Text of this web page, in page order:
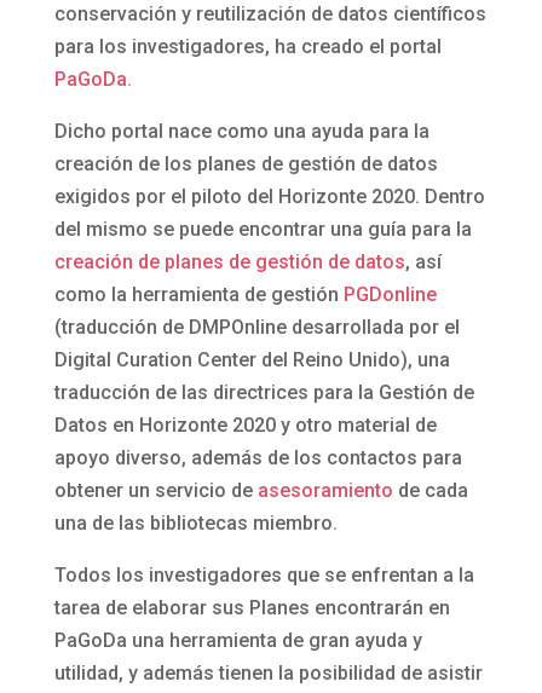
conservación y reutilización de datos científicos
para los investigadores, ha creado el portal
PaGoDa.
Dicho portal nace como una ayuda para la
creación de los planes de gestión de datos
exigidos por el piloto del Horizonte 2020. Dentro
del mismo se puede encontrar una guía para la
creación de planes de gestión de datos, así
como la herramienta de gestión PGDonline
(traducción de DMPOnline desarrollada por el
Digital Curation Center del Reino Unido), una
traducción de las directrices para la Gestión de
Datos en Horizonte 2020 y otro material de
apoyo diverso, además de los contactos para
obtener un servicio de asesoramiento de cada
una de las bibliotecas miembro.
Todos los investigadores que se enfrentan a la
tarea de elaborar sus Planes encontrarán en
PaGoDa una herramienta de gran ayuda y
utilidad, y además tienen la posibilidad de asistir